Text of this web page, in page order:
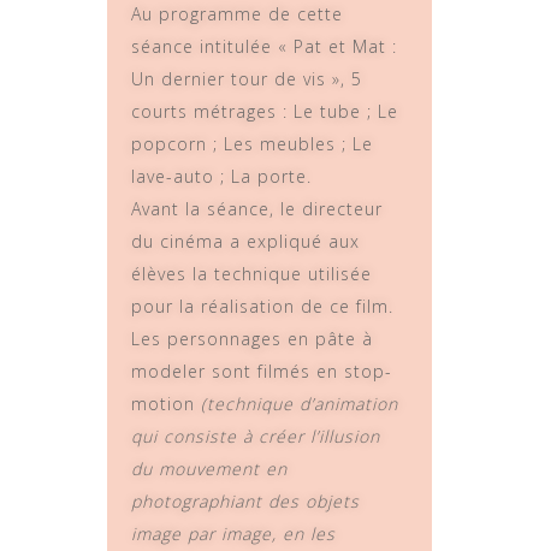
Au programme de cette
séance intitulée « Pat et Mat :
Un dernier tour de vis », 5
courts métrages : Le tube ; Le
popcorn ; Les meubles ; Le
lave-auto ; La porte.
Avant la séance, le directeur
du cinéma a expliqué aux
élèves la technique utilisée
pour la réalisation de ce film.
Les personnages en pâte à
modeler sont filmés en stop-
motion (technique d’animation
qui consiste à créer l’illusion
du mouvement en
photographiant des objets
image par image, en les